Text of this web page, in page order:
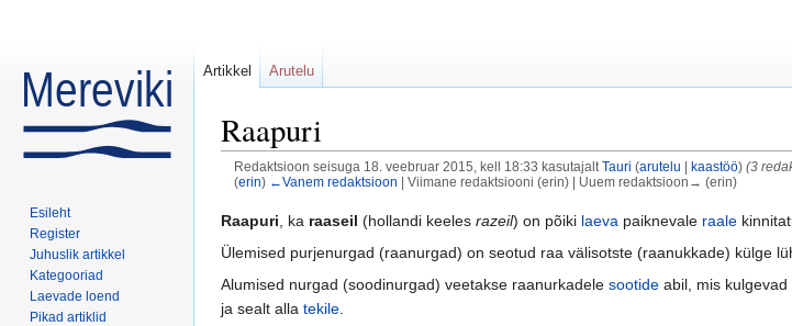
Raapuri
Redaktsioon seisuga 18. veebruar 2015, kell 18:33 kasutajalt Tauri (arutelu kaastöö) (3
(erin) ←Vanem redaktsioon | Viimane redaktsiooni (erin) | Uuem redaktsioon→ (erin)
Raapuri , ka raaseil (hollandi keeles razeil) on põiki laeva paiknevale raale
Ülemised purjenurgad (raanurgad) on seotud raa välisotste (raanukkade) külge
Alumised nurgad (soodinurgad) veetakse raanurkadele sootide abil, mis
ja sealt alla tekile
Artikkel Arutelu
Esileht
Register
Juhuslik artikkel
Kategooriad
Laevade loend
Pikad artiklid